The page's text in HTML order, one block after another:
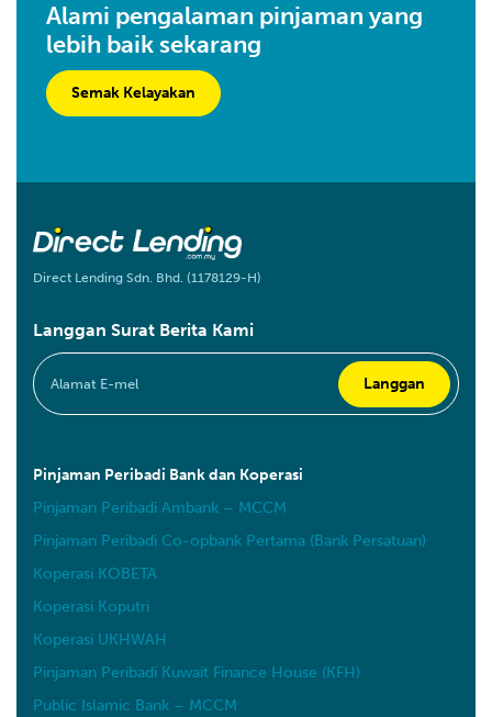
Alami pengalaman pinjaman yang
lebih baik sekarang
Semak Kelayakan
Direct Lending Sdn. Bhd. (1178129-H)
Langgan Surat Berita Kami
Pinjaman Peribadi Bank dan Koperasi
Pinjaman Peribadi Ambank – MCCM
Pinjaman Peribadi Co-opbank Pertama (Bank Persatuan)
Koperasi KOBETA
Koperasi Koputri
Koperasi UKHWAH
Pinjaman Peribadi Kuwait Finance House (KFH)
Public Islamic Bank – MCCM